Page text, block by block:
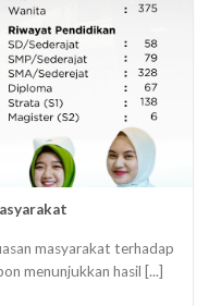
masyarakat terhadap
menunjukkan hasil [...]